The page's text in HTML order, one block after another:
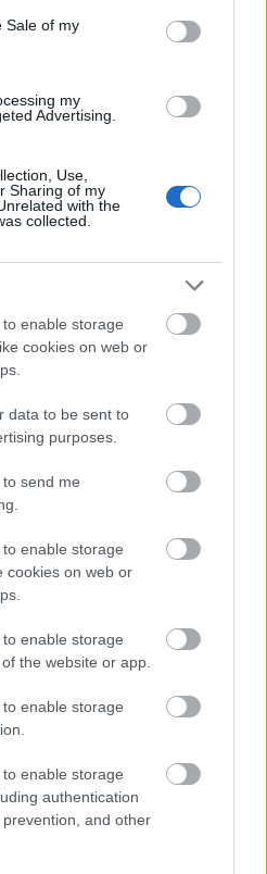
Sale of my
my
Advertising.
Use,
Sharing of my
with the
collected.
enable storage
cookies on web or
data to be sent to
purposes.
send me
enable storage
cookies on web or
enable storage
the website or app.
enable storage
enable storage
authentication
and other
honosított meg,
hanem a táblán nem látható
akár jellembeli hibái
a stílust játszotta, amely
Az emberi lélektan mély
27 évnyi uralkodáshoz
- EMANUEL LASKER PGN